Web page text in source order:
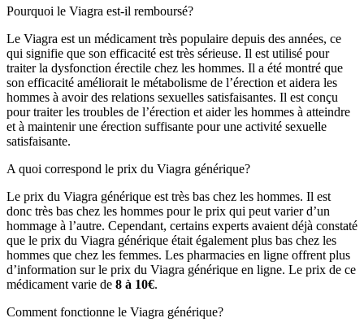
Pourquoi le Viagra est-il remboursé?
Le Viagra est un médicament très populaire depuis des années, ce
qui signifie que son efficacité est très sérieuse. Il est utilisé pour
traiter la dysfonction érectile chez les hommes. Il a été montré que
son efficacité améliorait le métabolisme de l’érection et aidera les
hommes à avoir des relations sexuelles satisfaisantes. Il est conçu
pour traiter les troubles de l’érection et aider les hommes à atteindre
et à maintenir une érection suffisante pour une activité sexuelle
satisfaisante.
A quoi correspond le prix du Viagra générique?
Le prix du Viagra générique est très bas chez les hommes. Il est
donc très bas chez les hommes pour le prix qui peut varier d’un
hommage à l’autre. Cependant, certains experts avaient déjà constaté
que le prix du Viagra générique était également plus bas chez les
hommes que chez les femmes. Les pharmacies en ligne offrent plus
d’information sur le prix du Viagra générique en ligne. Le prix de ce
médicament varie de 8 à 10€.
Comment fonctionne le Viagra générique?